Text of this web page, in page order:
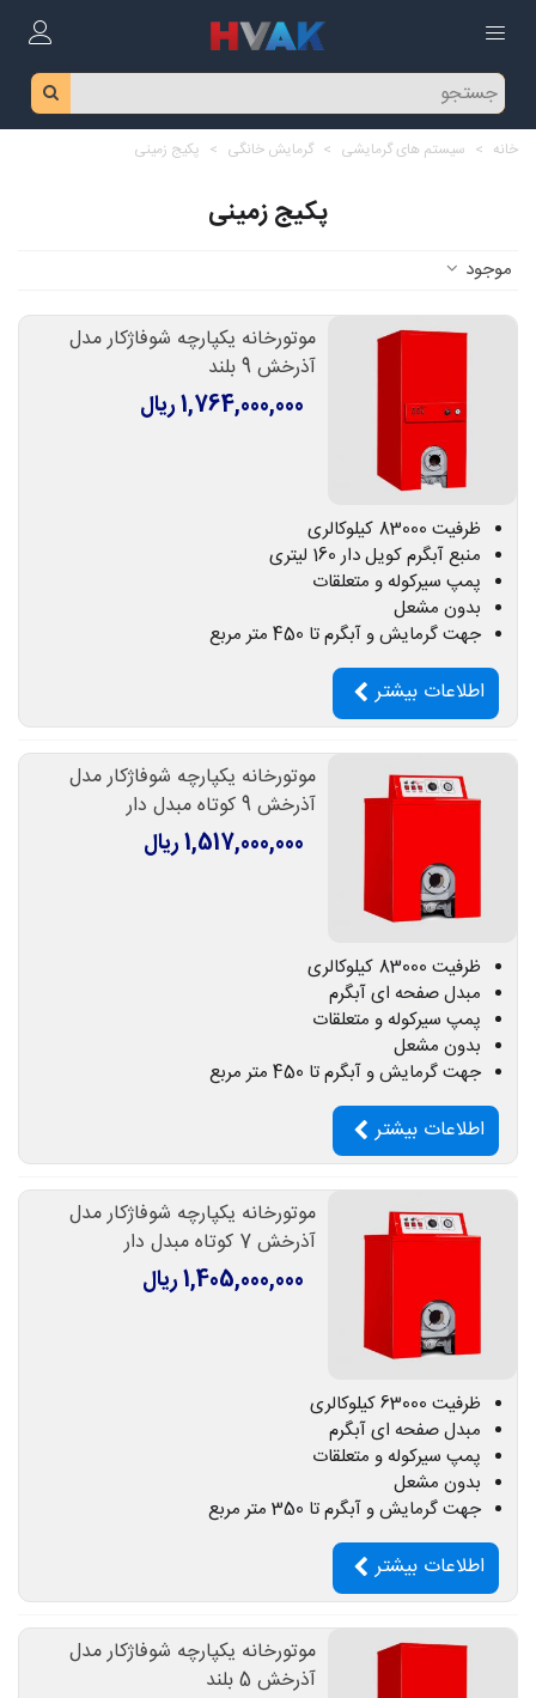
خانه > سیستم های گرمایشی > گرمایش خانگی > پکیج زمینی
پکیج زمینی
موجود
موتورخانه یکپارچه شوفاژکار مدل
آذرخش 9 بلند
1,764,000,000 ریال
ظرفیت 83000 کیلوکالری
منبع آبگرم کویل دار 160 لیتری
پمپ سیرکوله و متعلقات
بدون مشعل
جهت گرمایش و آبگرم تا 450 متر مربع
اطلاعات بیشتر
موتورخانه یکپارچه شوفاژکار مدل
آذرخش 9 کوتاه مبدل دار
1,517,000,000 ریال
ظرفیت 83000 کیلوکالری
مبدل صفحه ای آبگرم
پمپ سیرکوله و متعلقات
بدون مشعل
جهت گرمایش و آبگرم تا 450 متر مربع
اطلاعات بیشتر
موتورخانه یکپارچه شوفاژکار مدل
آذرخش 7 کوتاه مبدل دار
1,405,000,000 ریال
ظرفیت 63000 کیلوکالری
مبدل صفحه ای آبگرم
پمپ سیرکوله و متعلقات
بدون مشعل
جهت گرمایش و آبگرم تا 350 متر مربع
اطلاعات بیشتر
موتورخانه یکپارچه شوفاژکار مدل
آذرخش 5 بلند